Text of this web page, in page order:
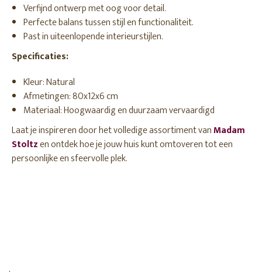
Verfijnd ontwerp met oog voor detail.
Perfecte balans tussen stijl en functionaliteit.
Past in uiteenlopende interieurstijlen.
Specificaties:
Kleur: Natural
Afmetingen: 80x12x6 cm
Materiaal: Hoogwaardig en duurzaam vervaardigd
Laat je inspireren door het volledige assortiment vanMadam
Stoltzen ontdek hoe je jouw huis kunt omtoveren tot een
persoonlijke en sfeervolle plek.